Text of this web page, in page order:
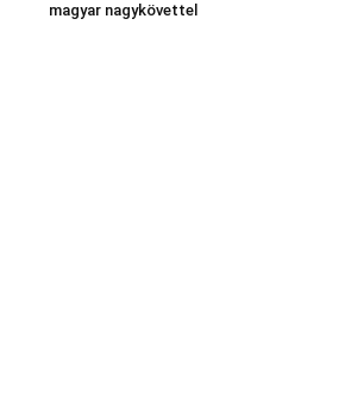
magyar nagykövettel